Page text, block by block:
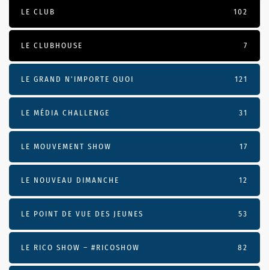
LE CLUB 102
LE CLUBHOUSE 7
LE GRAND N’IMPORTE QUOI 121
LE MÉDIA CHALLENGE 31
LE MOUVEMENT SHOW 17
LE NOUVEAU DIMANCHE 12
LE POINT DE VUE DES JEUNES 53
LE RICO SHOW – #RICOSHOW 82